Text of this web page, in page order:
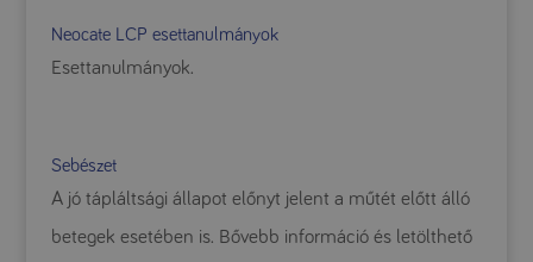
Neocate LCP esettanulmányok
Esettanulmányok.
Sebészet
A jó tápláltsági állapot előnyt jelent a műtét előtt álló
betegek esetében is. Bővebb információ és letölthető